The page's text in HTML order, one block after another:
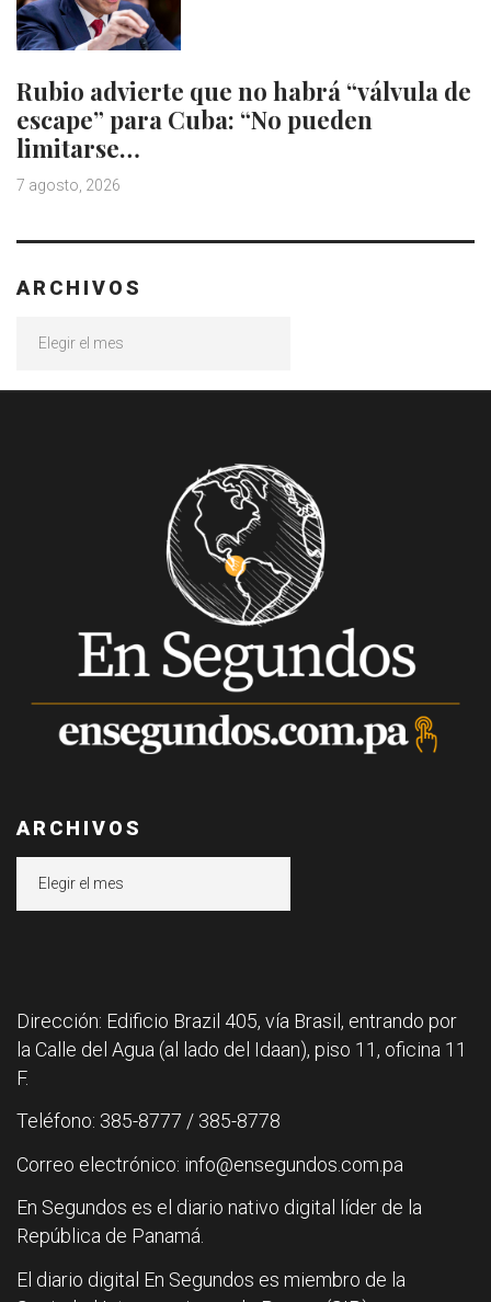
Rubio advierte que no habrá “válvula de
escape” para Cuba: “No pueden
limitarse…
7 agosto, 2026
ARCHIVOS
ARCHIVOS
Dirección: Edificio Brazil 405, vía Brasil, entrando por
la Calle del Agua (al lado del Idaan), piso 11, oficina 11
F.
Teléfono: 385-8777 / 385-8778
Correo electrónico: info@ensegundos.com.pa
En Segundos es el diario nativo digital líder de la
República de Panamá.
El diario digital En Segundos es miembro de la